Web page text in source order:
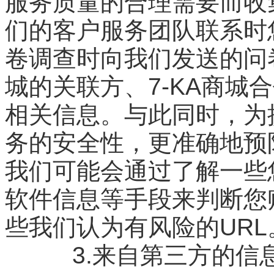
们的客户服务团队联系
卷调查时向我们发送的
城的关联方、7-KA商城
相关信息。与此同时，
务的安全性，更准确地
我们可能会通过了解一
软件信息等手段来判断
些我们认为有风险的URL
3.来自第三方的信